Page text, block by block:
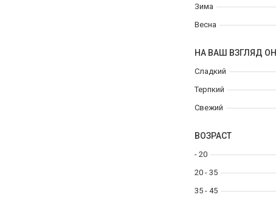
Зима
Весна
НА ВАШ ВЗГЛЯД ОН
Сладкий
Терпкий
Свежий
ВОЗРАСТ
- 20
20 - 35
35 - 45